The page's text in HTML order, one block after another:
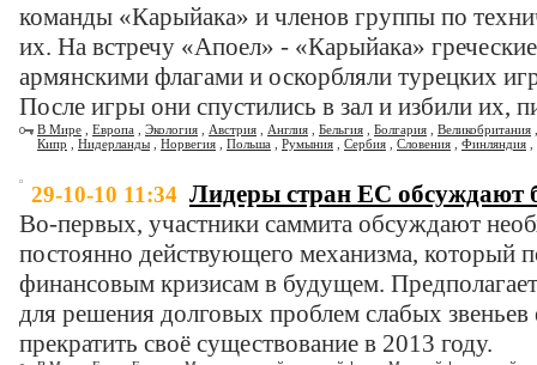
команды «Карыйака» и членов группы по
их. На встречу «Апоел» - «Карыйака»
армянскими флагами и оскорбляли турецких
После игры они спустились в зал и избили их,
В Мире Европа Экология Австрия Англия Бельгия Болгария Великобритания
Кипр
Нидерланды Норвегия Польша Румыния Сербия Словения Финляндия
29-10-10 11:34 Лидеры стран ЕС обсуждают
Во-первых, участники саммита обсуждают
постоянно действующего механизма, который
финансовым кризисам в будущем.
для решения долговых проблем слабых
прекратить своё существование в 2013 году.